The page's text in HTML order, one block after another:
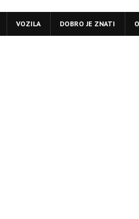
VOZILA DOBRO JE ZNATI